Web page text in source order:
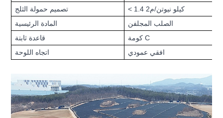
تصميم حمولة الثلج
< 1.4 كيلو نيوتن/م2
المادة الرئيسية
الصلب المجلفن
قاعدة ثابتة
كومة C
اتجاه اللوحة
افقي عمودي